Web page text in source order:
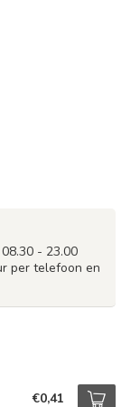
- 23.00
per telefoon en
€0,41